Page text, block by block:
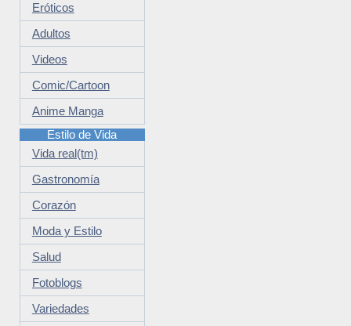
Eróticos
Adultos
Videos
Comic/Cartoon
Anime Manga
Estilo de Vida
Vida real(tm)
Gastronomía
Corazón
Moda y Estilo
Salud
Fotoblogs
Variedades